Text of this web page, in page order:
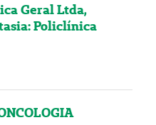
Geral Ltda,
Policlínica